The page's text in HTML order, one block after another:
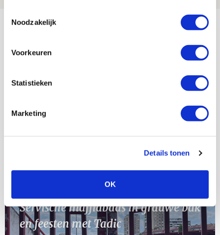
Noodzakelijk
Voorkeuren
Statistieken
Marketing
Details tonen
OK
Bekijk meer
AUG
11
Servische maffiabaas in grauwe bak
en feesten met Tadic